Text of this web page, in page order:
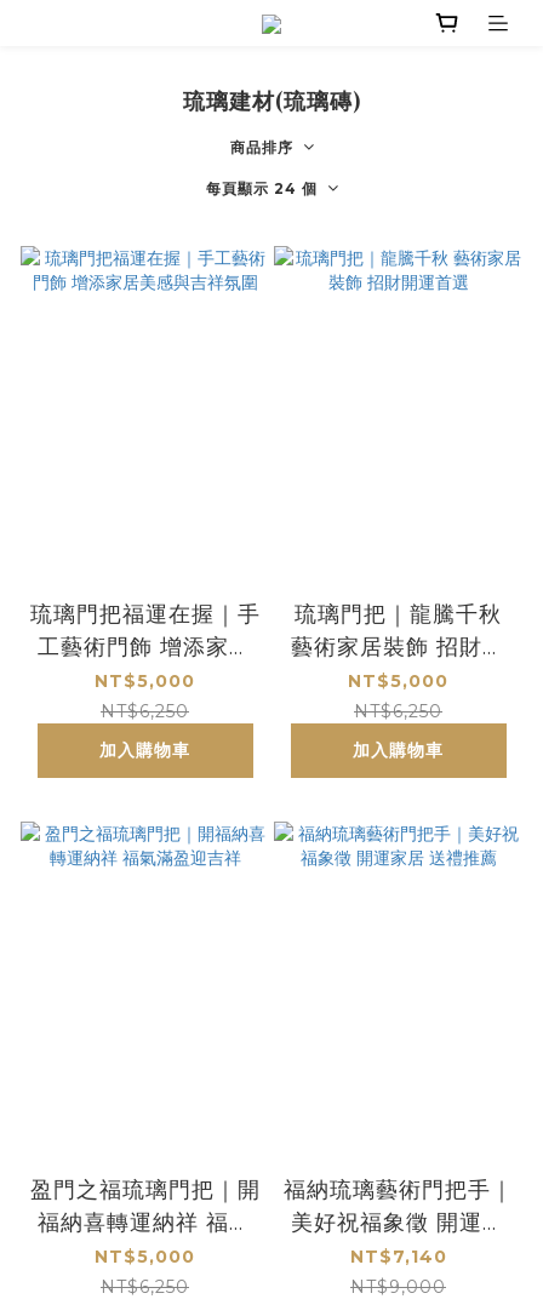
琉璃建材(琉璃磚)
商品排序
每頁顯示 24 個
琉璃門把福運在握｜手
工藝術門飾 增添家居
美感與吉祥氛圍
NT$5,000
NT$6,250
加入購物車
琉璃門把｜龍騰千秋
藝術家居裝飾 招財開
運首選
NT$5,000
NT$6,250
加入購物車
盈門之福琉璃門把｜開
福納喜轉運納祥 福氣
滿盈迎吉祥
NT$5,000
NT$6,250
福納琉璃藝術門把手｜
美好祝福象徵 開運家
居 送禮推薦
NT$7,140
NT$9,000